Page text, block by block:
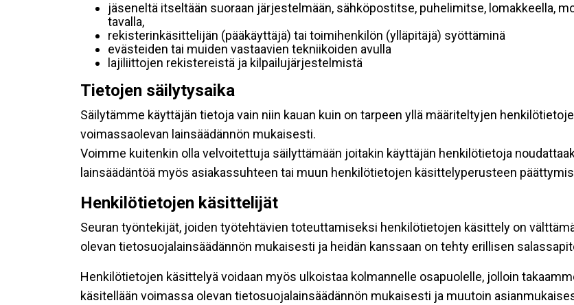
jäseneltä itseltään suoraan järjestelmään, sähköpostitse, puhelimitse, lomakkeella,
tavalla,
rekisterinkäsittelijän (pääkäyttäjä) tai toimihenkilön (ylläpitäjä) syöttäminä
evästeiden tai muiden vastaavien tekniikoiden avulla
lajiliittojen rekistereistä ja kilpailujärjestelmistä
Tietojen säilytysaika
Säilytämme käyttäjän tietoja vain niin kauan kuin on tarpeen yllä määriteltyjen
voimassaolevan lainsäädännön mukaisesti.
Voimme kuitenkin olla velvoitettuja säilyttämään joitakin käyttäjän henkilötietoja
lainsäädäntöä myös asiakassuhteen tai muun henkilötietojen käsittelyperusteen
Henkilötietojen käsittelijät
Seuran työntekijät, joiden työtehtävien toteuttamiseksi henkilötietojen käsittely on
olevan tietosuojalainsäädännön mukaisesti ja heidän kanssaan on tehty erillisen
Henkilötietojen käsittelyä voidaan myös ulkoistaa kolmannelle osapuolelle, jolloin
käsitellään voimassa olevan tietosuojalainsäädännön mukaisesti ja muutoin